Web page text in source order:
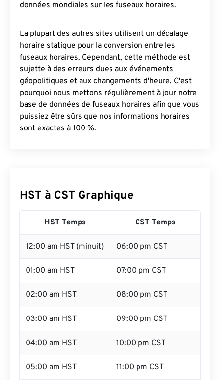
données mondiales sur les fuseaux horaires.
La plupart des autres sites utilisent un décalage
horaire statique pour la conversion entre les
fuseaux horaires. Cependant, cette méthode est
sujette à des erreurs dues aux événements
géopolitiques et aux changements d'heure. C'est
pourquoi nous mettons régulièrement à jour notre
base de données de fuseaux horaires afin que vous
puissiez être sûrs que nos informations horaires
sont exactes à 100 %.
HST à CST Graphique
HST Temps CST Temps
12:00 am HST (minuit) 06:00 pm CST
01:00 am HST 07:00 pm CST
02:00 am HST 08:00 pm CST
03:00 am HST 09:00 pm CST
04:00 am HST 10:00 pm CST
05:00 am HST 11:00 pm CST